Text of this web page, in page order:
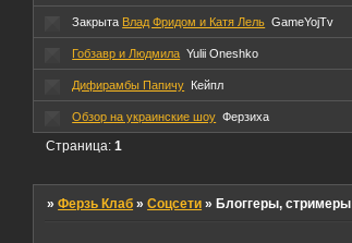
Закрыта Влад Фридом и Катя Лель GameYojTv
Гобзавр и Людмила Yulii Oneshko
Дифирамбы Папичу Кейпл
Обзор на украинские шоу Ферзиха
Страница:1
»Ферзь Клаб »Соцсети »Блоггеры, стримеры